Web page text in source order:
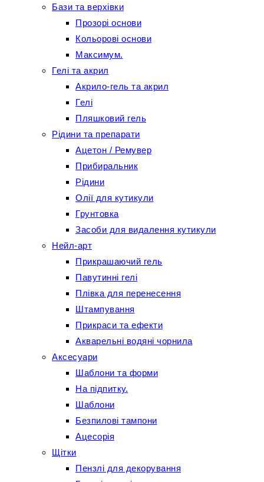
Бази та верхівки
Прозорі основи
Кольорові основи
Максимум.
Гелі та акрил
Акрило-гель та акрил
Гелі
Пляшковий гель
Рідини та препарати
Ацетон / Ремувер
Прибиральник
Рідини
Олії для кутикули
Грунтовка
Засоби для видалення кутикули
Нейл-арт
Прикрашаючий гель
Павутинні гелі
Плівка для перенесення
Штампування
Прикраси та ефекти
Акварельні водяні чорнила
Аксесуари
Шаблони та форми
На підпитку.
Шаблони
Безпилові тампони
Ацесорія
Щітки
Пензлі для декорування